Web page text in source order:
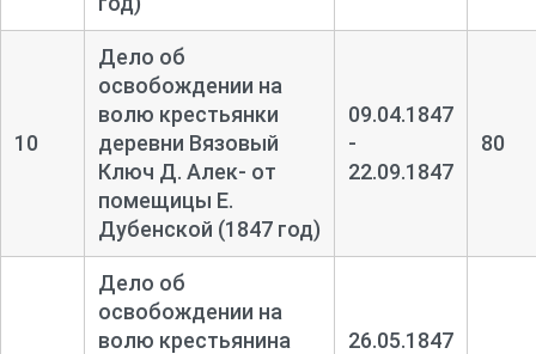
10
Дело об
освобождении на
волю крестьянки
деревни Вязовый
Ключ Д. Алек- от
помещицы Е.
Дубенской (1847 год)
09.04.1847
-
22.09.1847
80
Дело об
освобождении на
волю крестьянина
26.05.1847